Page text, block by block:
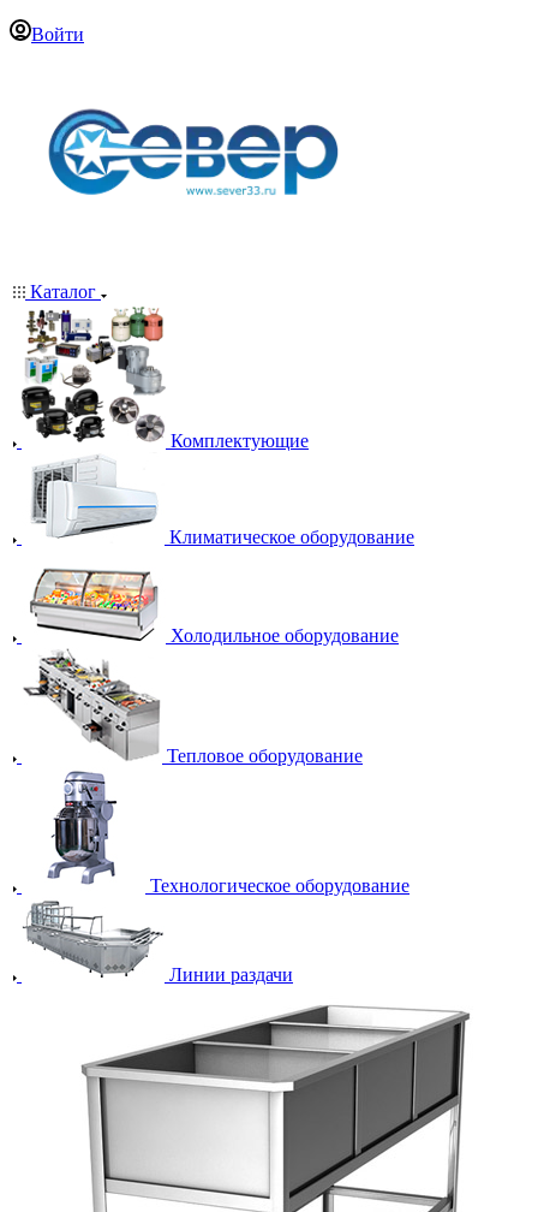
Войти
Каталог
Комплектующие
Климатическое оборудование
Холодильное оборудование
Тепловое оборудование
Технологическое оборудование
Линии раздачи